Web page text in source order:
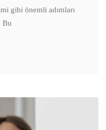
gibi önemli adımları
Bu